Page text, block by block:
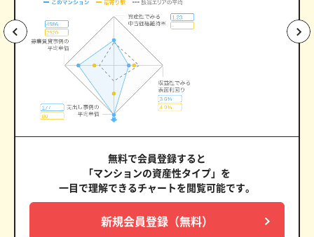
無料で会員登録すると
「マンションの資産性タイプ」を
一目で理解できるチャートを閲覧可能です。
新規会員登録（無料）